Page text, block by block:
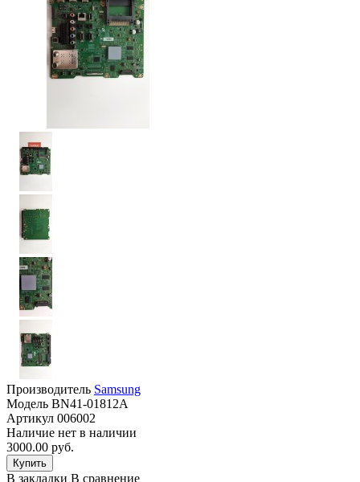
Производитель Samsung
Модель BN41-01812A
Артикул 006002
Наличие нет в наличии
3000.00 руб.
В закладки В сравнение